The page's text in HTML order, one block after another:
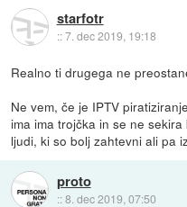
starfotr
::7. dec 2019, 19:18
Realno ti drugega ne
Ne vem, če je IPTV
ima ima trojčka in se ne
ljudi, ki so bolj zahtevni ali pa
proto
::8. dec 2019, 07:50